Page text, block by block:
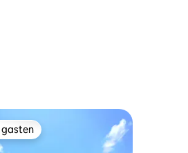
van 5 op 5, 3 recensies
gasten
gasten